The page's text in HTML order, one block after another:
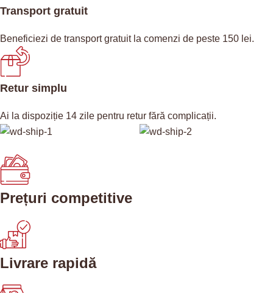
Transport gratuit
Beneficiezi de transport gratuit la comenzi de peste 150 lei.
Retur simplu
Ai la dispoziție 14 zile pentru retur fără complicații.
Prețuri competitive
Livrare rapidă